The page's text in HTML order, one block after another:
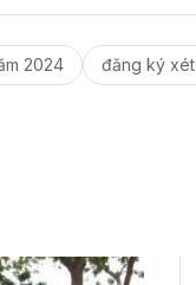
2024
đăng ký